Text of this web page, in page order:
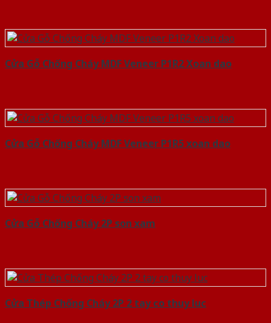
Cửa Gỗ Chống Cháy MDF Veneer P1R2 Xoan dao
Cửa Gỗ Chống Cháy MDF Veneer P1R5 xoan dao
Cửa Gỗ Chống Cháy 2P son xam
Cửa Thép Chống Cháy 2P 2 tay co thuy luc